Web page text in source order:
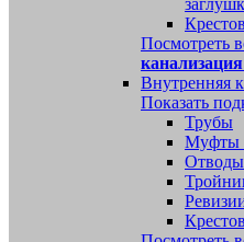
Посмотреть
Внутренняя
Показать
Трубы
Муфты
Отводы